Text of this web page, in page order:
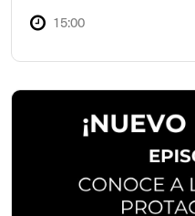
15:00